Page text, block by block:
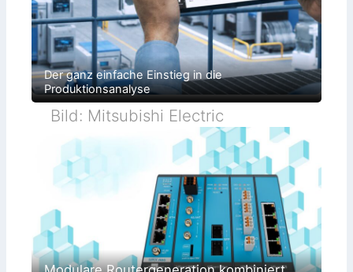
Der ganz einfache Einstieg in die
Produktionsanalyse
Bild: Mitsubishi Electric